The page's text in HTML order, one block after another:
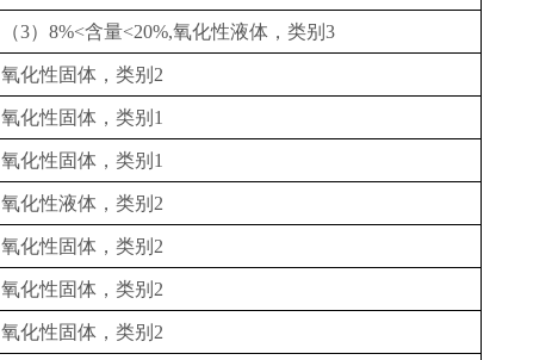
（3） 8%<含量<20%,氧化性液体，类别 3
氧化性固体，类别 2
氧化性固体，类别 1
氧化性固体，类别 1
氧化性液体，类别 2
氧化性固体，类别 2
氧化性固体，类别 2
氧化性固体，类别 2